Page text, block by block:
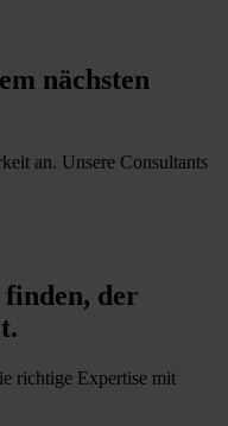
nächsten
an. Unsere Consultants
finden, der
richtige Expertise mit